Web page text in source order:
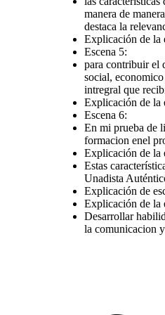
Explicación de escena: Samir habla sobre los archivos de
desarrollo de mi región o
en la UNAD para abordar
que fomenten el progreso
cultural, promoviendo la
inclucion y la
colaboraria con la
comunidad, identificando
proponiendo soluciones
Escena 6:
Explicación de la escena: Samir continúa su introducción hablando
documentos de archivo
académicos
manera de
destaca la
Explicación de la
Escena 5:
para contribuir el
social,
intregral que
Explicación de la
Escena 6:
En mi prueba de
formacion enel
Explicación de la
Estas
Unadista
Explicación de
Explicación de la
Desarrollar
la comunicacion